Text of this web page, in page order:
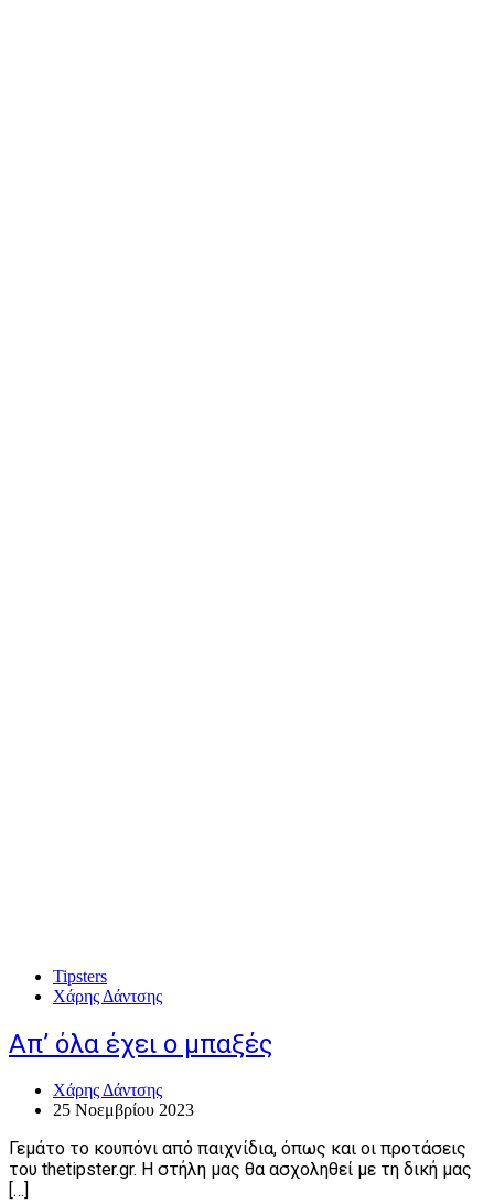
Tipsters
Χάρης Δάντσης
Απ’ όλα έχει ο μπαξές
Χάρης Δάντσης
25 Νοεμβρίου 2023
Γεμάτο το κουπόνι από παιχνίδια, όπως και οι προτάσεις
του thetipster.gr. Η στήλη μας θα ασχοληθεί με τη δική μας
[…]